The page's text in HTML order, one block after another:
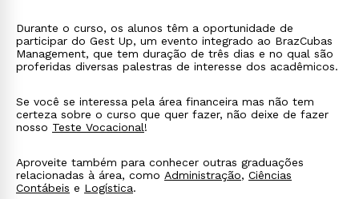
Durante o curso, os alunos têm a oportunidade de
participar do Gest Up, um evento integrado ao BrazCubas
Management, que tem duração de três dias e no qual são
proferidas diversas palestras de interesse dos acadêmicos.
Se você se interessa pela área financeira mas não tem
certeza sobre o curso que quer fazer, não deixe de fazer
nosso Teste Vocacional!
Aproveite também para conhecer outras graduações
relacionadas à área, como Administração, Ciências
Contábeis e Logística.